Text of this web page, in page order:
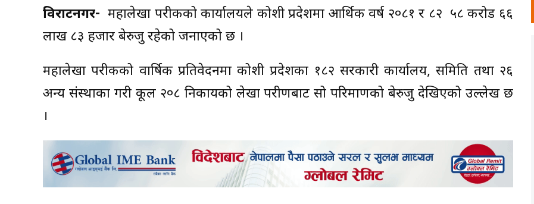
विराटनगर- महालेखा परीक्षकको कार्यालयले कोशी प्रदेशमा आर्थिक वर्ष २०८१ र ८२ ५८ करोड ६६
लाख ८३ हजार बेरुजु रहेको जनाएको छ ।
महालेखा परीक्षकको वार्षिक प्रतिवेदनमा कोशी प्रदेशका १८२ सरकारी कार्यालय, समिति तथा २६
अन्य संस्थाका गरी कूल २०८ निकायको लेखा परीक्षणबाट सो परिमाणको बेरुजु देखिएको उल्लेख छ
।